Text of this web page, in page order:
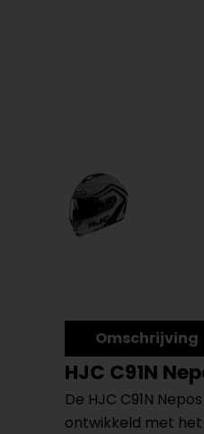
Omschrijving
HJC C91N
De HJC C91N
ontwikkeld met